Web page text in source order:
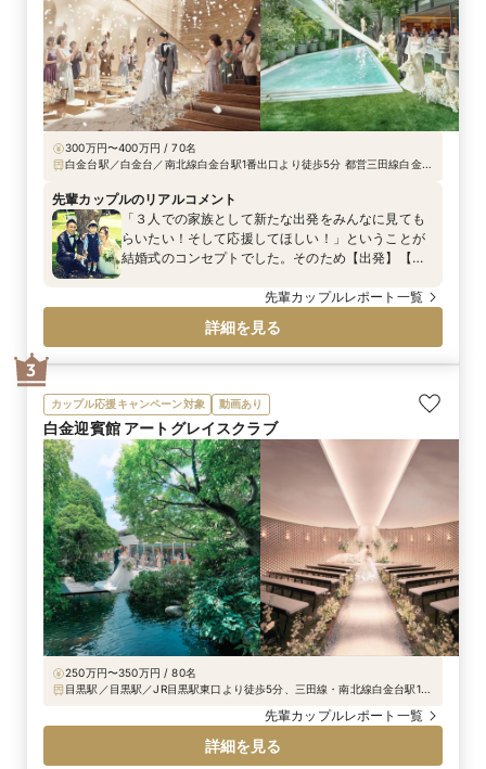
300万円〜400万円 / 70名
白金台駅／白金台／南北線白金台駅1番出口より徒歩5分 都営三田線白金台
苑西通り（プラチナ通り）沿い）
先輩カップルのリアルコメント
「３人での家族として新たな出発をみんなに見ても
らいたい！そして応援してほしい！」ということが
結婚式のコンセプトでした。そのため【出発】【家
コーディネートをしていただきました。私たちは人
前式にしたのですが、人前式の際に使う結婚証明書
を新しい世界へ旅立つという意味を込めて地球儀に
ました
先輩カップルレポート一覧
詳細を見る
カップル応援キャンペーン対象 動画あり
白金迎賓館 アートグレイスクラブ
250万円〜350万円 / 80名
目黒駅／目黒駅／JR目黒駅東口より徒歩5分、三田線・南北線白金台駅1番
先輩カップルレポート一覧
詳細を見る
3